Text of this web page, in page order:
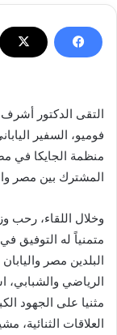
التقى الدكتور
فوميو، السفير
منظمة الجايكا في
المشترك بين مصر
وخلال اللقاء، رحب
متمنياً له التوفيق
البلدين مصر
الرياضي والشبابي،
مثنيا على الجهود
العلاقات الثنائية،